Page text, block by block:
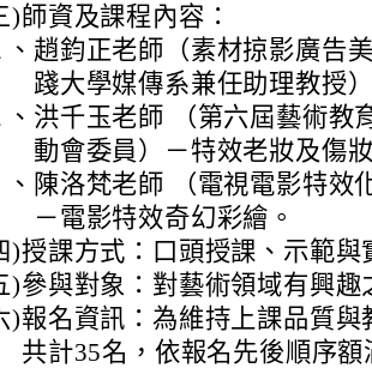
)師資及課程內容：
、 趙鈞正老師（素材掠影廣告
踐大學媒傳系兼任助理教授
、 洪千玉老師 （第六屆藝術教
動會委員）－特效老妝及傷
陳洛梵老師 （電視電影特效
－電影特效奇幻彩繪。
)授課方式：口頭授課、示範與
)參與對象：對藝術領域有興趣
)報名資訊：為維持上課品質
共計35名，依報名先後順序